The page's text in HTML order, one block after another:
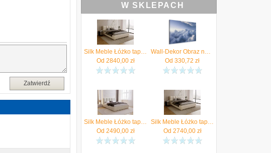
Zatwierdź
W SKLEPACH
Silk Meble Łóżko tapicerowane Velia 200x200 z pojemnikiem cloud boucle barankowe bukla (ŁÓŻKOVELIA)
Od 2840,00zł
Wall-Dekor Obraz na płótnie z włókniny - Aerial Landscapes: Rays Lighting Up Fluffy Cloud Formations 120x80 cm wzór b-H-10049-b-a (A1-B-H-10049-B-A_12
Od 330,72 zł
Silk Meble Łóżko tapicerowane Selia 140x200 z pojemnikiem cloud boucle barankowe bukla (ŁÓŻKOSELIA)
Od 2490,00zł
Silk Meble Łóżko tapicerowane Velia 160x200 z pojemnikiem cloud boucle barankowe bukla (ŁÓŻKOVELIA)
Od 2740,00zł